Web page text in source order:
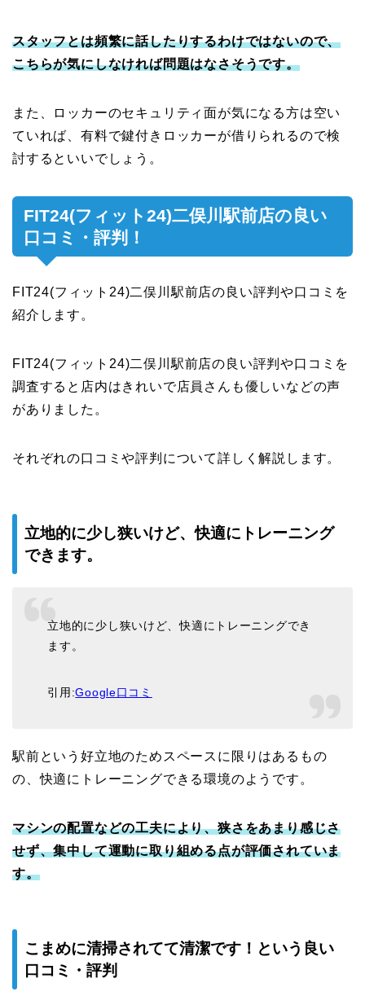
スタッフとは頻繁に話したりするわけではないので、
こちらが気にしなければ問題はなさそうです。
また、ロッカーのセキュリティ面が気になる方は空い
ていれば、有料で鍵付きロッカーが借りられるので検
討するといいでしょう。
FIT24(フィット24)二俣川駅前店の良い
口コミ・評判！
FIT24(フィット24)二俣川駅前店の良い評判や口コミを
紹介します。
FIT24(フィット24)二俣川駅前店の良い評判や口コミを
調査すると店内はきれいで店員さんも優しいなどの声
がありました。
それぞれの口コミや評判について詳しく解説します。
立地的に少し狭いけど、快適にトレーニング
できます。
立地的に少し狭いけど、快適にトレーニングでき
ます。
引用:Google口コミ
駅前という好立地のためスペースに限りはあるもの
の、快適にトレーニングできる環境のようです。
マシンの配置などの工夫により、狭さをあまり感じさ
せず、集中して運動に取り組める点が評価されていま
す。
こまめに清掃されてて清潔です！という良い
口コミ・評判